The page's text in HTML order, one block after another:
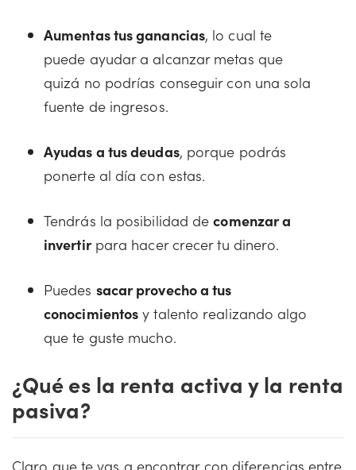
Aumentas tus ganancias, lo cual te
puede ayudar a alcanzar metas que
quizá no podrías conseguir con una sola
fuente de ingresos.
Ayudas a tus deudas, porque podrás
ponerte al día con estas.
Tendrás la posibilidad decomenzar a
invertirpara hacer crecer tu dinero.
Puedes sacar provecho a tus
conocimientos y talento realizando algo
que te guste mucho.
¿Qué es la renta activa y la renta
pasiva?
Claro que te vas a encontrar con diferencias entre